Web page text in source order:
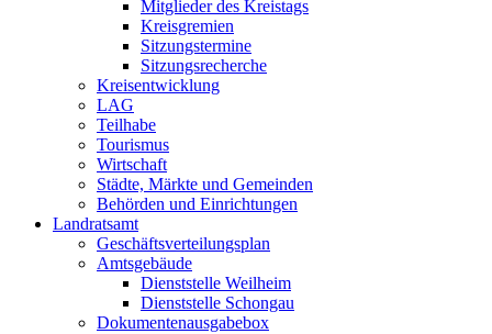
Mitglieder des Kreistags
Kreisgremien
Sitzungstermine
Sitzungsrecherche
Kreisentwicklung
LAG
Teilhabe
Tourismus
Wirtschaft
Städte, Märkte und Gemeinden
Behörden und Einrichtungen
Landratsamt
Geschäftsverteilungsplan
Amtsgebäude
Dienststelle Weilheim
Dienststelle Schongau
Dokumentenausgabebox